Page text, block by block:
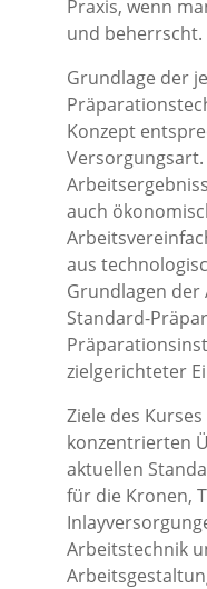
Praxis, wenn
und beherrscht.
Grundlage der
Konzept
auch
aus
Grundlagen der
Standard-
zielgerichteter
Ziele des
konzentrierten
aktuellen
für die Kronen,
Arbeitstechnik